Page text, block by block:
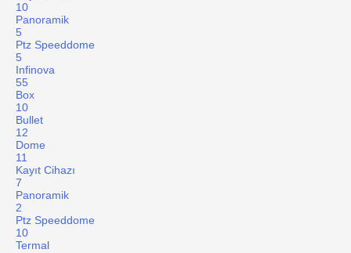
10
Panoramik
5
Ptz Speeddome
5
Infinova
55
Box
10
Bullet
12
Dome
11
Kayıt Cihazı
7
Panoramik
2
Ptz Speeddome
10
Termal